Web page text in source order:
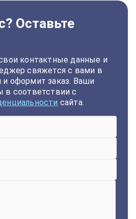
Оставьте
контактные данные и
свяжется с вами в
оформит заказ. Ваши
в соответствии с
сайта.